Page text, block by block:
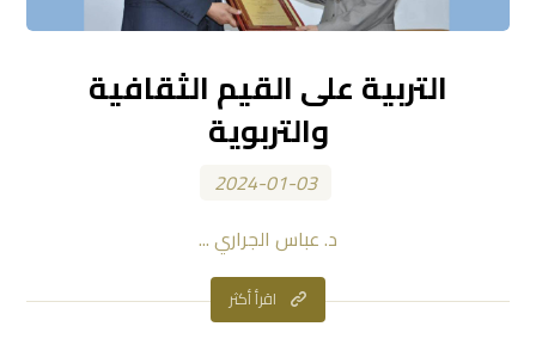
التربية على القيم الثقافية
والتربوية
2024-01-03
د. عباس الجراري ...
اقرأ أكثر